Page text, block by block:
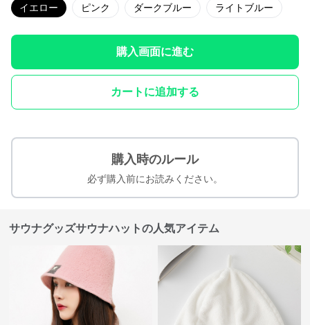
イエロー ピンク ダークブルー ライトブルー
購入画面に進む
カートに追加する
購入時のルール
必ず購入前にお読みください。
サウナグッズサウナハットの人気アイテム